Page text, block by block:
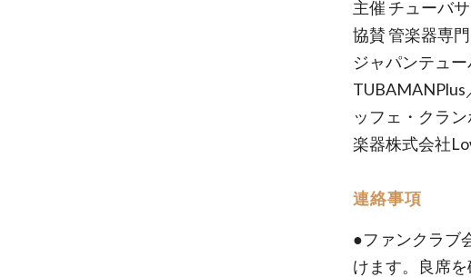
主催 チューバ
協賛 管楽器専
ジャパンテュ
TUBAMANPlus
ッフェ・クラ
楽器株式会社
連絡事項
●ファンクラブ
けます。良席